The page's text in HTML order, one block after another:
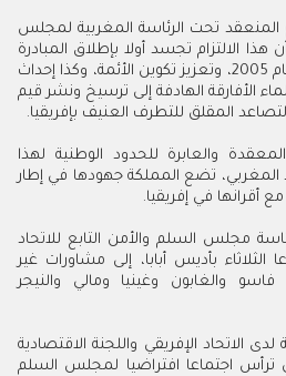
المنعقد تحت الرئاسة المغربية لمجلس
الالتزام تجسد أولا بإطلاق المبادرة
الوطنية للتنمية البشرية منذ عام 2005، وتعزيز تكوين الأئمة، وكذا إحداث
الهادفة إلى ترسيخ ونشر قيم
المقلق للتطرف العنيف بإفريقيا.
والعابرة للحدود الوطنية لهذا
المغربي، تضع المملكة جهودها في إطار
أقرانها في إفريقيا.
مجلس السلم والأمن التابع للاتحاد
بأديس أبابا، إلى مشاورات غير
والغابون وغينيا ومالي والنيجر
الاتحاد الإفريقي واللجنة الاقتصادية
ترأس اجتماعا افتراضيا لمجلس السلم